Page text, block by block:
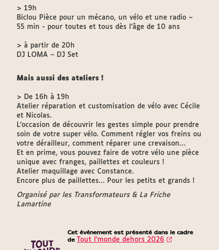
> 19h
Biclou Pièce pour un mécano, un vélo et une radio –
55 min - pour toutes et tous dès l’âge de 10 ans
> à partir de 20h
DJ LOMA – DJ Set
Mais aussi des ateliers !
> De 16h à 19h
Atelier réparation et customisation de vélo avec Cécile
et Nicolas.
L’occasion de découvrir les gestes simple pour prendre
soin de votre super vélo. Comment régler vos freins ou
votre dérailleur, comment réparer une crevaison…
Et en prime, vous pouvez faire de votre vélo une pièce
unique avec franges, paillettes et couleurs !
Atelier maquillage avec Constance.
Encore plus de paillettes… Pour les petits et grands !
Organisé par les Transformateurs & La Friche
Lamartine
Cet événement est présenté dans le cadre
de
Tout l’monde dehors 2026